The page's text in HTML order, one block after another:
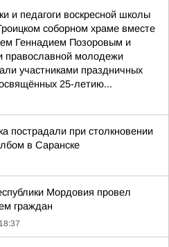
и педагоги воскресной школы
соборном храме вместе
Геннадием Позоровым и
православной молодежи
участниками праздничных
25-летию...
пострадали при столкновении
в Саранске
Мордовия провел
граждан